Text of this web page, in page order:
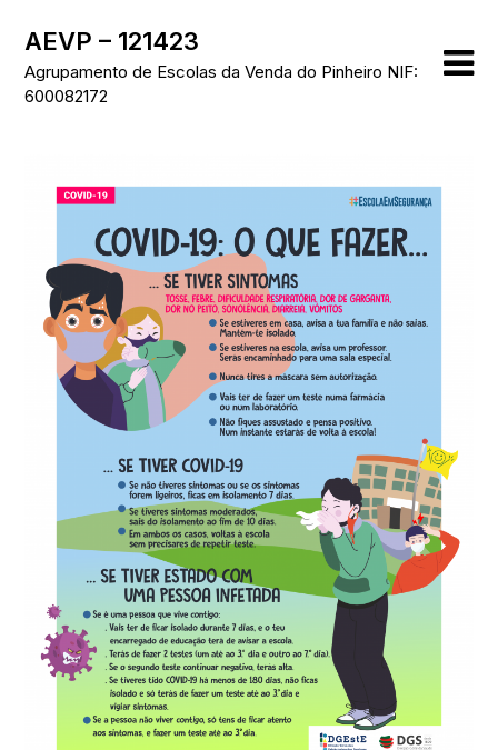
content
AEVP – 121423
Agrupamento de Escolas da Venda do Pinheiro NIF:
600082172